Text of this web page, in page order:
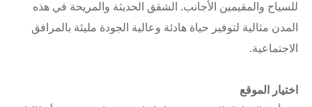
للسياح والمقيمين الأجانب. الشقق الحديثة والمريحة في هذه
المدن مثالية لتوفير حياة هادئة وعالية الجودة مليئة بالمرافق
الاجتماعية.
اختيار الموقع